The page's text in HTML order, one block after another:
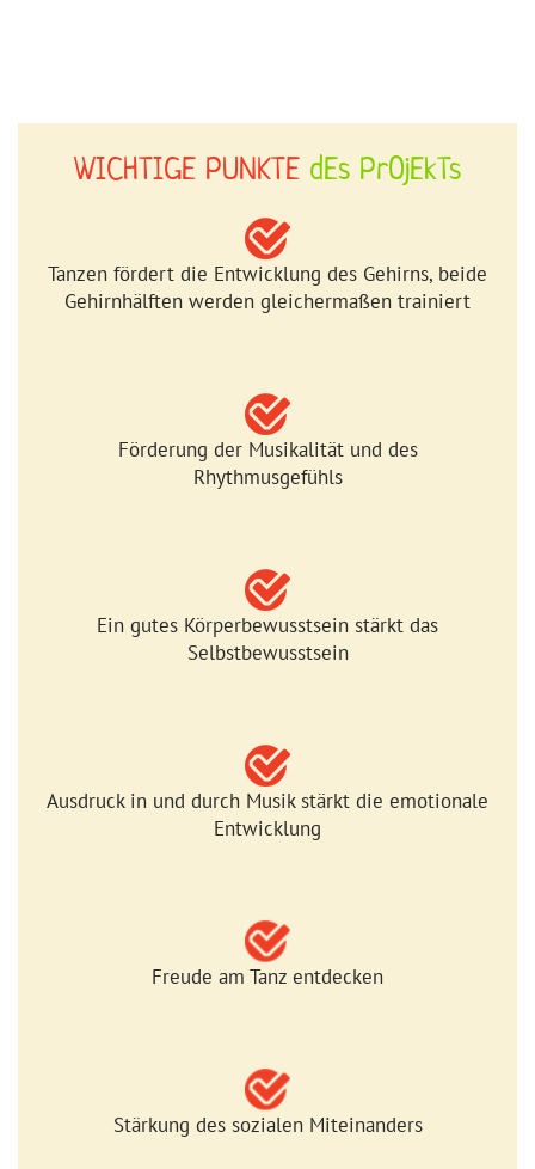
WICHTIGE PUNKTE dEs PrOjEkTs
Tanzen fördert die Entwicklung des Gehirns, beide
Gehirnhälften werden gleichermaßen trainiert
Förderung der Musikalität und des
Rhythmusgefühls
Ein gutes Körperbewusstsein stärkt das
Selbstbewusstsein
Ausdruck in und durch Musik stärkt die emotionale
Entwicklung
Freude am Tanz entdecken
Stärkung des sozialen Miteinanders